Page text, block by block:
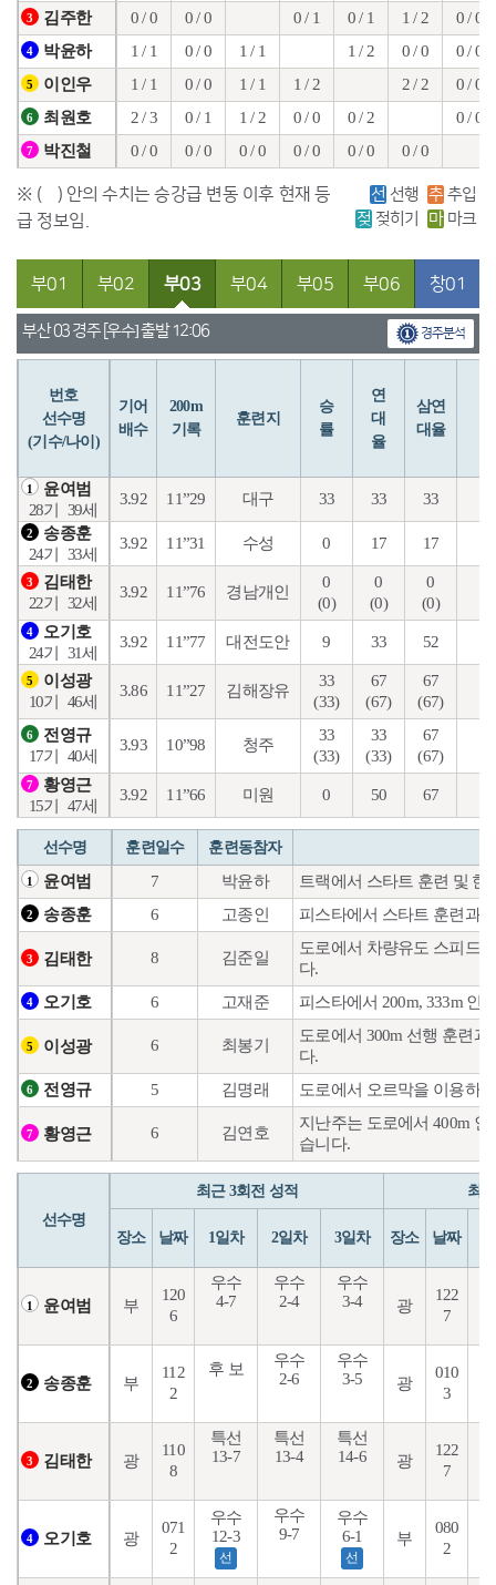
3 김주한 0 / 0 0 / 0 0 / 1 0 / 1 1 / 2 0 / 0
4 박윤하 1 / 1 0 / 0 1 / 1 1 / 2 0 / 0 0 / 0
5 이인우 1 / 1 0 / 0 1 / 1 1 / 2 2 / 2 0 / 0
6 최원호 2 / 3 0 / 1 1 / 2 0 / 0 0 / 2 0 / 0
7 박진철 0 / 0 0 / 0 0 / 0 0 / 0 0 / 0 0 / 0
※ ( ) 안의 수치는 승강급 변동 이후 현재 등
급 정보임.
선 선행 추 추입
젖 젖히기 마 마크
부01 부02 부03 부04 부05 부06 창01
부산 03 경주 [우수] 출발 12:06 경주분석
번호
선수명
(기수/나이)
기어
배수
200m
기록
훈련지
승
률
연
대
율
삼연
대율
1
윤여범
28기
39세
3.92 11”29 대구 33 33 33
2
송종훈
24기
33세
3.92 11”31 수성 0 17 17
3
김태한
22기
32세
3.92 11”76 경남개인
0
(0)
0
(0)
0
(0)
4
오기호
24기
31세
3.92 11”77 대전도안 9 33 52
5
이성광
10기
46세
3.86 11”27 김해장유
33
(33)
67
(67)
67
(67)
6
전영규
17기
40세
3.93 10”98 청주
33
(33)
33
(33)
67
(67)
7
황영근
15기
47세
3.92 11”66 미원 0 50 67
선수명 훈련일수 훈련동참자
1 윤여범 7 박윤하 트랙에서 스타트 훈련 및
2 송종훈 6 고종인 피스타에서 스타트 훈련과
3 김태한 8 김준일
도로에서 차량유도 스피드
다.
4 오기호 6 고재준 피스타에서 200m, 333m 인
5 이성광 6 최봉기
도로에서 300m 선행 훈련
다.
6 전영규 5 김명래 도로에서 오르막을 이용하
7 황영근 6 김연호
지난주는 도로에서 400m
습니다.
선수명
최근 3회전 성적 최
장소 날짜 1일차 2일차 3일차 장소 날짜
1 윤여범 부
120
6
우수
4-7
우수
2-4
우수
3-4
광
122
7
2 송종훈 부
112
2
후 보
우수
2-6
우수
3-5
광
010
3
3 김태한 광
110
8
특선
13-7
특선
13-4
특선
14-6
광
122
7
4 오기호 광
071
2
우수
12-3
선
우수
9-7
우수
6-1
선
부
080
2